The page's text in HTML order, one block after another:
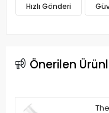
Hızlı Gönderi
Önerilen